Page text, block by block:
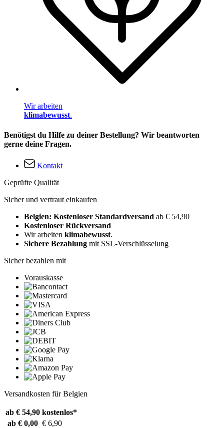
Wir arbeiten
klimabewusst.
Benötigst du Hilfe zu deiner Bestellung? Wir beantworten
gerne deine Fragen.
Kontakt
Geprüfte Qualität
Sicher und vertraut einkaufen
Belgien: Kostenloser Standardversand ab € 54,90
Kostenloser Rückversand
Wir arbeiten klimabewusst.
Sichere Bezahlung mit SSL-Verschlüsselung
Sicher bezahlen mit
Vorauskasse
Versandkosten für Belgien
ab € 54,90 kostenlos*
ab € 0,00 € 6,90